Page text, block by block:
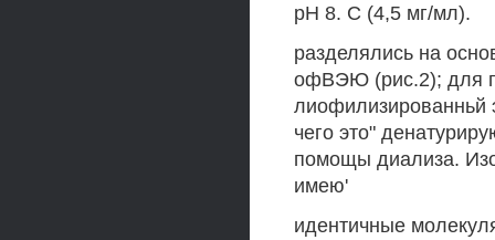
рН 8. С (4,5 мг/мл).
разделялись на
офВЭЮ (рис.2); для
лиофилизированньй
чего это"
помощы диализа.
имею'
идентичные